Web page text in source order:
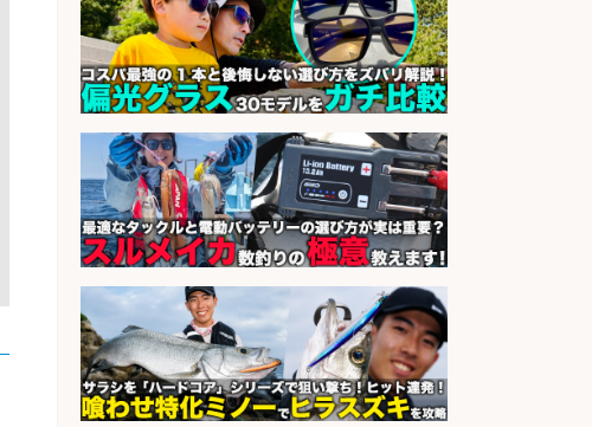
験OK&土日祝休み/静岡県/沼津市
会社名
株式会社セイノースタッフサー
ビス
sponsored by 求人ボックス
日払いOKで即日収入/営業事務/「時
給1,425円」沼津市足高エリアの釣
り具メーカーで受注処理・見積作成
の営業事務/マニュアル完備で未経
験OK・服装髪色ネイル自由&土日祝
休み/静岡県/沼津市
会社名
株式会社セイノースタッフサー
ビス
sponsored by 求人ボックス